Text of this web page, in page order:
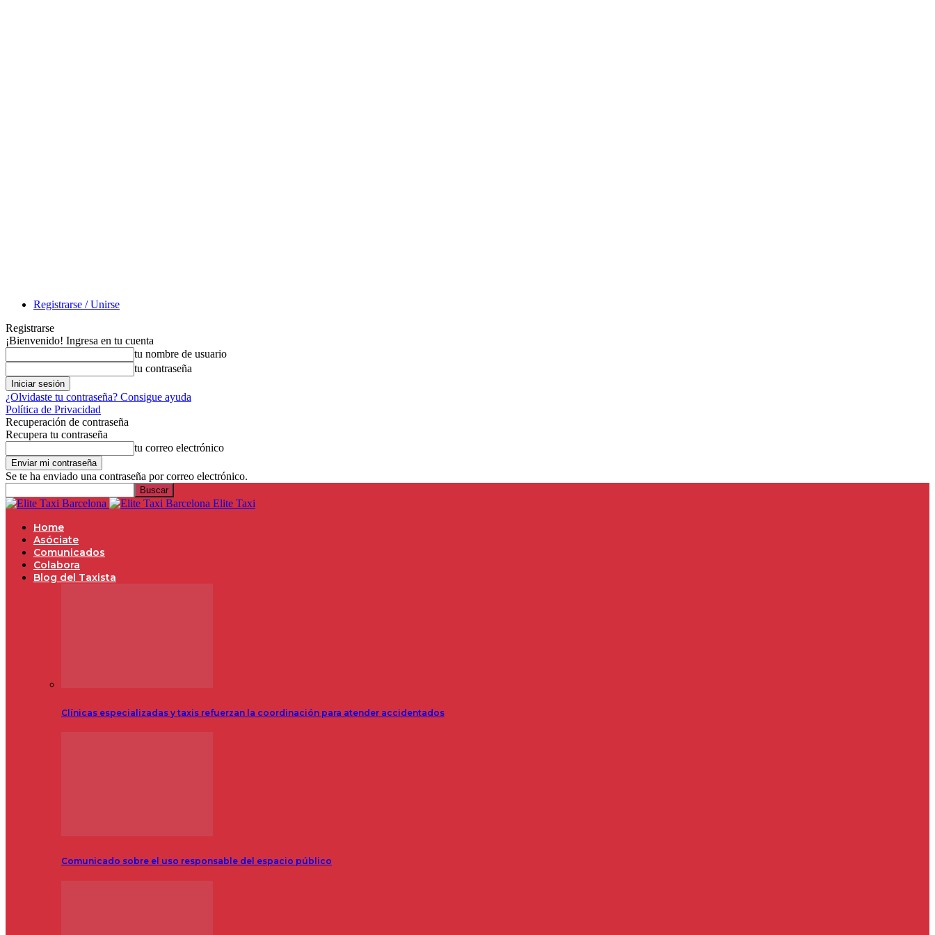
Registrarse / Unirse
Registrarse
¡Bienvenido! Ingresa en tu cuenta
tu nombre de usuario
tu contraseña
¿Olvidaste tu contraseña? Consigue ayuda
Política de Privacidad
Recuperación de contraseña
Recupera tu contraseña
tu correo electrónico
Se te ha enviado una contraseña por correo electrónico.
Elite Taxi
Home
Asóciate
Comunicados
Colabora
Blog del Taxista
Clínicas especializadas y taxis refuerzan la coordinación para atender accidentados
Comunicado sobre el uso responsable del espacio público